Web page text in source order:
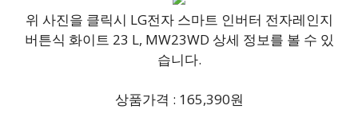
위 사진을 클릭시 LG전자 스마트 인버터 전자레인지
버튼식 화이트 23 L, MW23WD 상세 정보를 볼 수 있
습니다.
상품가격 : 165,390원